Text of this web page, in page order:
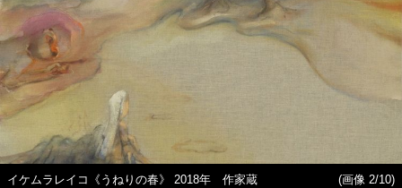
イケムラレイコ《うねりの春》 2018年 作家蔵
(画像 2/10)